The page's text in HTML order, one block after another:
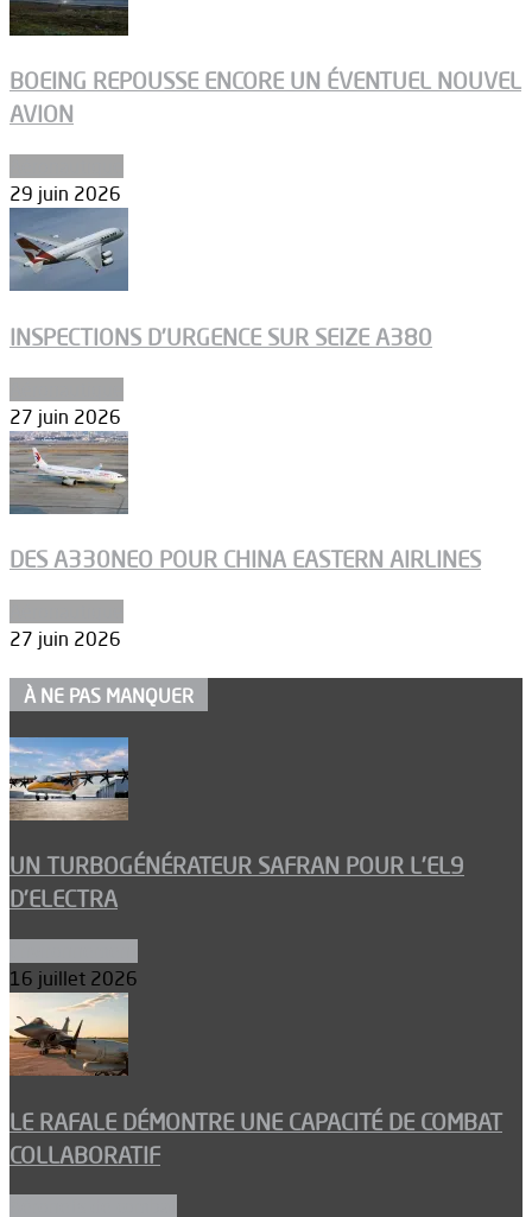
BOEING REPOUSSE ENCORE UN ÉVENTUEL NOUVEL
AVION
29 juin 2026
INSPECTIONS D’URGENCE SUR SEIZE A380
27 juin 2026
DES A330NEO POUR CHINA EASTERN AIRLINES
27 juin 2026
À NE PAS MANQUER
UN TURBOGÉNÉRATEUR SAFRAN POUR L’EL9
D’ELECTRA
16 juillet 2026
LE RAFALE DÉMONTRE UNE CAPACITÉ DE COMBAT
COLLABORATIF